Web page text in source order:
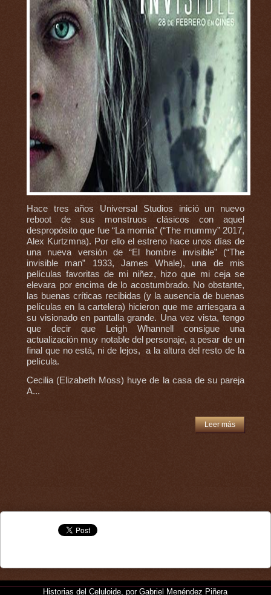
Hace tres años Universal Studios inició un nuevo
reboot de sus monstruos clásicos con aquel
despropósito que fue “La momia” (“The mummy” 2017,
Alex Kurtzmna). Por ello el estreno hace unos días de
una nueva versión de “El hombre invisible” (“The
invisible man” 1933, James Whale), una de mis
películas favoritas de mi niñez, hizo que mi ceja se
elevara por encima de lo acostumbrado. No obstante,
las buenas críticas recibidas (y la ausencia de buenas
películas en la cartelera) hicieron que me arriesgara a
su visionado en pantalla grande. Una vez vista, tengo
que decir que Leigh Whannell consigue una
actualización muy notable del personaje, a pesar de un
final que no está, ni de lejos, a la altura del resto de la
película.
Cecilia (Elizabeth Moss) huye de la casa de su pareja
A...
Leer más
Historias del Celuloide, por Gabriel Menéndez Piñera